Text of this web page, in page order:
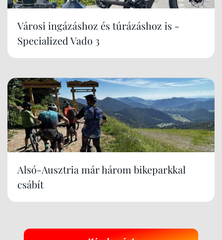
Városi ingázáshoz és túrázáshoz is -
Specialized Vado 3
Alsó-Ausztria már három bikeparkkal
csábít